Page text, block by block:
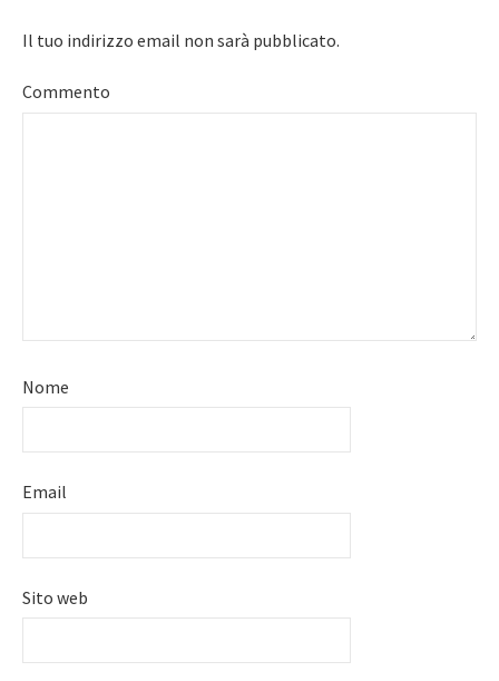
Il tuo indirizzo email non sarà pubblicato.
Commento
Nome
Email
Sito web